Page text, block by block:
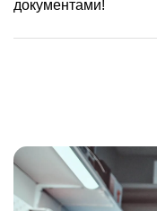
документами!